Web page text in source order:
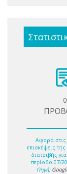
0
Αφορά στις
επισκέψεις
διατριβής
περίοδο 07/
Πηγή: